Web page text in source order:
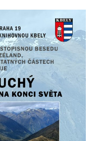
stránek. Data
získaná
pomocí
těchto
cookies
zpracováváme
souhrnně, bez
použití
identifikátorů,
které ukazují
na konkrétní